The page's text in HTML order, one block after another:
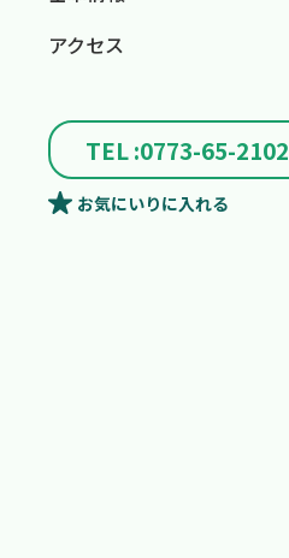
アクセス
TEL :0773-65-2102
お気にいりに入れる